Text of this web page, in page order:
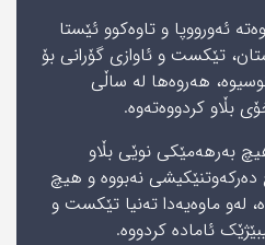
ئەورووپا و تاوەکوو ئێستا
تێکست و ئاوازی گۆرانی بۆ
ھەروەھا لە ساڵی
بەرھەمێکی نوێی بڵاو
نەبووە و ھیچ
لەو ماوەیەدا تەنیا تێکست و
ئامادە کردووە.